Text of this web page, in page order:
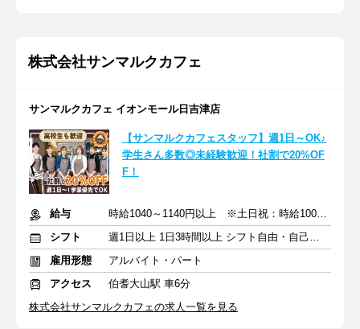
株式会社サンマルクカフェ
サンマルクカフェ イオンモール日吉津店
【サンマルクカフェスタッフ】週1日～OK♪
学生さん多数◎未経験歓迎！社割で20%OF
F！
給与
時給1040～1140円以上 ※土日祝：時給100円アップ
シフト
週1日以上 1日3時間以上 シフト自由・自己申告
雇用形態
アルバイト・パート
アクセス
伯耆大山駅 車6分
株式会社サンマルクカフェの求人一覧を見る